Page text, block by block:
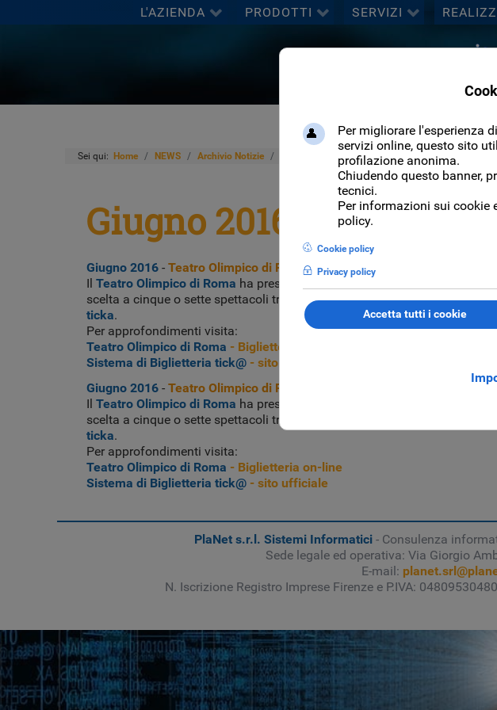
L'AZIENDA PRODOTTI SERVIZI
Sei qui: Home NEWS Archivio Notizie Giugno 2016 - Teatro Olimpico di Roma
Giugno 2016 - Teatro
Giugno 2016 - Teatro Olimpico di Roma
Il Teatro Olimpico di Roma ha presentato oggi la nuova stagione 2016/
scelta a cinque o sette spettacoli tra quelli proposti, acquistabile anche
ticka.
Per approfondimenti visita:
Teatro Olimpico di Roma - Biglietteria on-line
Sistema di Biglietteria tick@ - sito ufficiale
Giugno 2016 - Teatro Olimpico di Roma
Il Teatro Olimpico di Roma ha presentato oggi la nuova stagione 2016/
scelta a cinque o sette spettacoli tra quelli proposti, acquistabile anche
ticka.
Per approfondimenti visita:
Teatro Olimpico di Roma - Biglietteria on-line
Sistema di Biglietteria tick@ - sito ufficiale
PlaNet s.r.l. Sistemi Informatici - Consulenza
Sede legale ed operativa: Via Giorgio
E-mail:
N. Iscrizione Registro Imprese Firenze e P.IVA: